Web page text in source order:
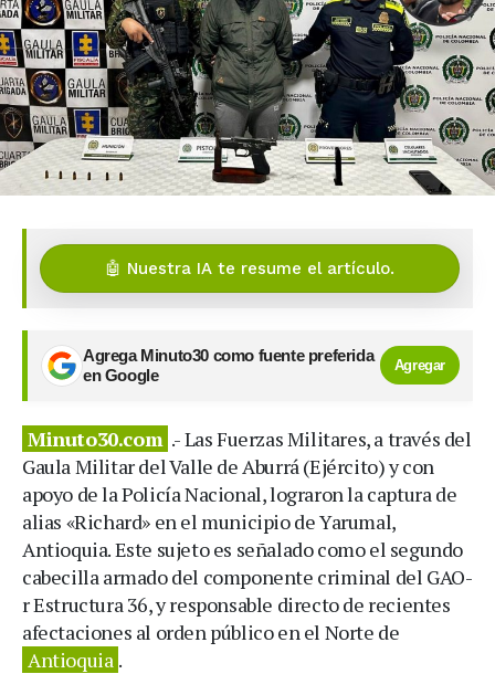
🤖 Nuestra IA te resume el artículo.
Agrega Minuto30 como fuente preferida
en Google
Agregar
Minuto30.com .- Las Fuerzas Militares, a través del
Gaula Militar del Valle de Aburrá (Ejército) y con
apoyo de la Policía Nacional, lograron la captura de
alias «Richard» en el municipio de Yarumal,
Antioquia. Este sujeto es señalado como el segundo
cabecilla armado del componente criminal del GAO-
r Estructura 36, y responsable directo de recientes
afectaciones al orden público en el Norte de
Antioquia .